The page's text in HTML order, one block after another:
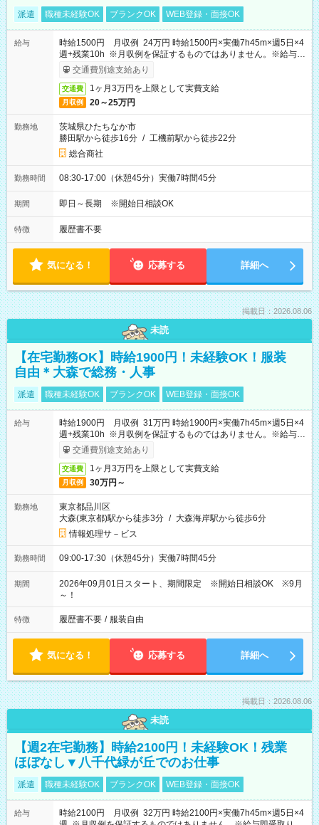
派遣 職種未経験OK ブランクOK WEB登録・面接OK
給与
時給1500円 月収例 24万円 時給1500円×実働7h45m×週5日×4
週+残業10h ※月収例を保証するものではありません。※給与即
受取りサービス利用可（利用条件有）
交通費別途支給あり
交通費 1ヶ月3万円を上限として実費支給
月収例 20～25万円
勤務地
茨城県ひたちなか市
勝田駅から徒歩16分 / 工機前駅から徒歩22分
総合商社
勤務時間 08:30-17:00（休憩45分）実働7時間45分
期間 即日～長期 ※開始日相談OK
特徴 履歴書不要
気になる！ 応募する 詳細へ
掲載日：2026.08.06
未読
【在宅勤務OK】時給1900円！未経験OK！服装
自由＊大森で総務・人事
派遣 職種未経験OK ブランクOK WEB登録・面接OK
給与
時給1900円 月収例 31万円 時給1900円×実働7h45m×週5日×4
週+残業10h ※月収例を保証するものではありません。※給与即
受取りサービス利用可（利用条件有）
交通費別途支給あり
交通費 1ヶ月3万円を上限として実費支給
月収例 30万円～
勤務地
東京都品川区
大森(東京都)駅から徒歩3分 / 大森海岸駅から徒歩6分
情報処理サ－ビス
勤務時間 09:00-17:30（休憩45分）実働7時間45分
期間
2026年09月01日スタート、期間限定 ※開始日相談OK ※9月
～！
特徴 履歴書不要 / 服装自由
気になる！ 応募する 詳細へ
掲載日：2026.08.06
未読
【週2在宅勤務】時給2100円！未経験OK！残業
ほぼなし▼八千代緑が丘でのお仕事
派遣 職種未経験OK ブランクOK WEB登録・面接OK
給与
時給2100円 月収例 32万円 時給2100円×実働7h45m×週5日×4